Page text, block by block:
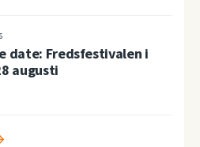
date: Fredsfestivalen i
augusti